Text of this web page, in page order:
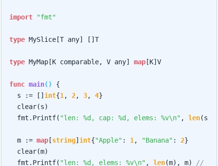
import "fmt"
type MySlice[T any] []T
type MyMap[K comparable, V any] map [K]V
func main()
{
	s := []
int{1 , 2, 3, 4}
	fmt.Printf(
"len: %d, cap: %d, elems: %v\n" , len
	m :=
map [string] int{"Apple" : 1 , "Banana" : 2}
	fmt.Printf(
"len: %d, elems: %v\n" , len(m), m) //